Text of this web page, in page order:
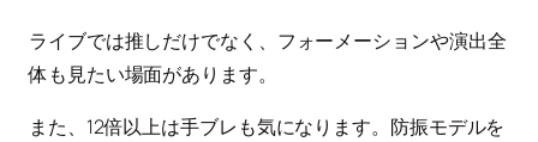
ライブでは推しだけでなく、フォーメーションや演出全
体も見たい場面があります。
また、12倍以上は手ブレも気になります。防振モデルを